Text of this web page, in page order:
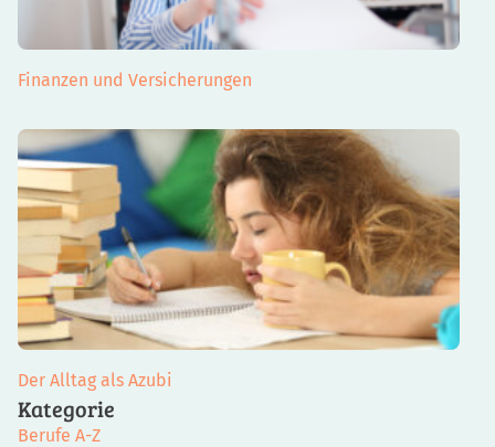
Finanzen und Versicherungen
Der Alltag als Azubi
Kategorie
Berufe A-Z